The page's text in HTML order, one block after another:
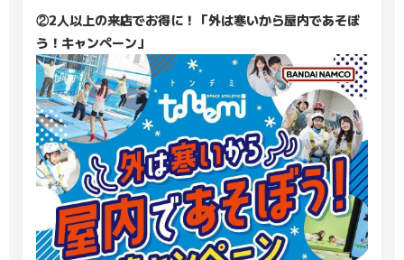
②2人以上の来店でお得に！「外は寒いから屋内であそぼ
う！キャンペーン」